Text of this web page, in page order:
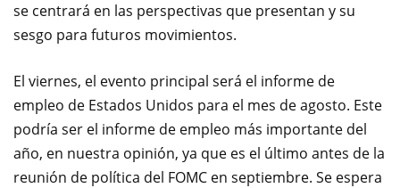
se centrará en las perspectivas que presentan y su
sesgo para futuros movimientos.
El viernes, el evento principal será el informe de
empleo de Estados Unidos para el mes de agosto. Este
podría ser el informe de empleo más importante del
año, en nuestra opinión, ya que es el último antes de la
reunión de política del FOMC en septiembre. Se espera